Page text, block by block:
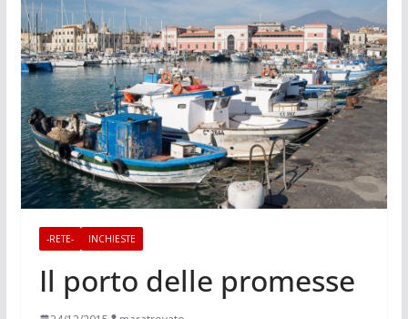
-RETE- INCHIESTE
Il porto delle promesse